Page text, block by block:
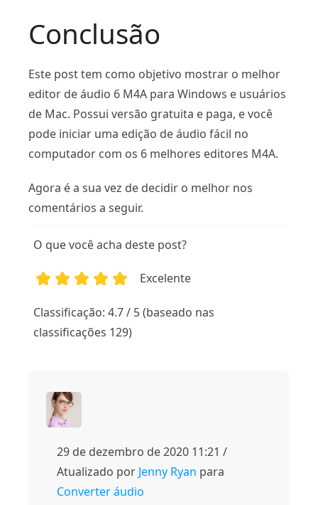
Conclusão
Este post tem como objetivo mostrar o melhor
editor de áudio 6 M4A para Windows e usuários
de Mac. Possui versão gratuita e paga, e você
pode iniciar uma edição de áudio fácil no
computador com os 6 melhores editores M4A.
Agora é a sua vez de decidir o melhor nos
comentários a seguir.
O que você acha deste post?
Excelente
Classificação: 4.7 / 5 (baseado nas
classificações 129)
29 de dezembro de 2020 11:21 /
Atualizado por Jenny Ryan para
Converter áudio